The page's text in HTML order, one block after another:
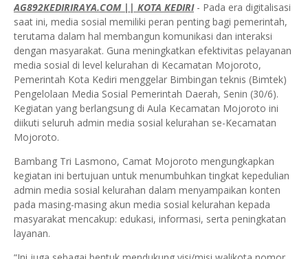
AG892KEDIRIRAYA.COM || KOTA KEDIRI- Pada era digitalisasi
saat ini, media sosial memiliki peran penting bagi pemerintah,
terutama dalam hal membangun komunikasi dan interaksi
dengan masyarakat. Guna meningkatkan efektivitas pelayanan
media sosial di level kelurahan di Kecamatan Mojoroto,
Pemerintah Kota Kediri menggelar Bimbingan teknis (Bimtek)
Pengelolaan Media Sosial Pemerintah Daerah, Senin (30/6).
Kegiatan yang berlangsung di Aula Kecamatan Mojoroto ini
diikuti seluruh admin media sosial kelurahan se-Kecamatan
Mojoroto.
Bambang Tri Lasmono, Camat Mojoroto mengungkapkan
kegiatan ini bertujuan untuk menumbuhkan tingkat kepedulian
admin media sosial kelurahan dalam menyampaikan konten
pada masing-masing akun media sosial kelurahan kepada
masyarakat mencakup: edukasi, informasi, serta peningkatan
layanan.